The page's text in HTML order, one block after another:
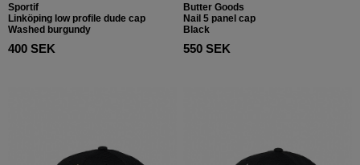
Sportif
Linköping low profile dude cap
Washed burgundy
400 SEK
Butter Goods
Nail 5 panel cap
Black
550 SEK